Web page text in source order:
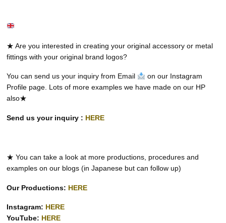
★ Are you interested in creating your original accessory or metal
fittings with your original brand logos?
You can send us your inquiry from Email
on our Instagram
Profile page. Lots of more examples we have made on our HP
also★
Send us your inquiry : HERE
★ You can take a look at more productions, procedures and
examples on our blogs (in Japanese but can follow up)
Our Productions: HERE
Instagram: HERE
YouTube: HERE